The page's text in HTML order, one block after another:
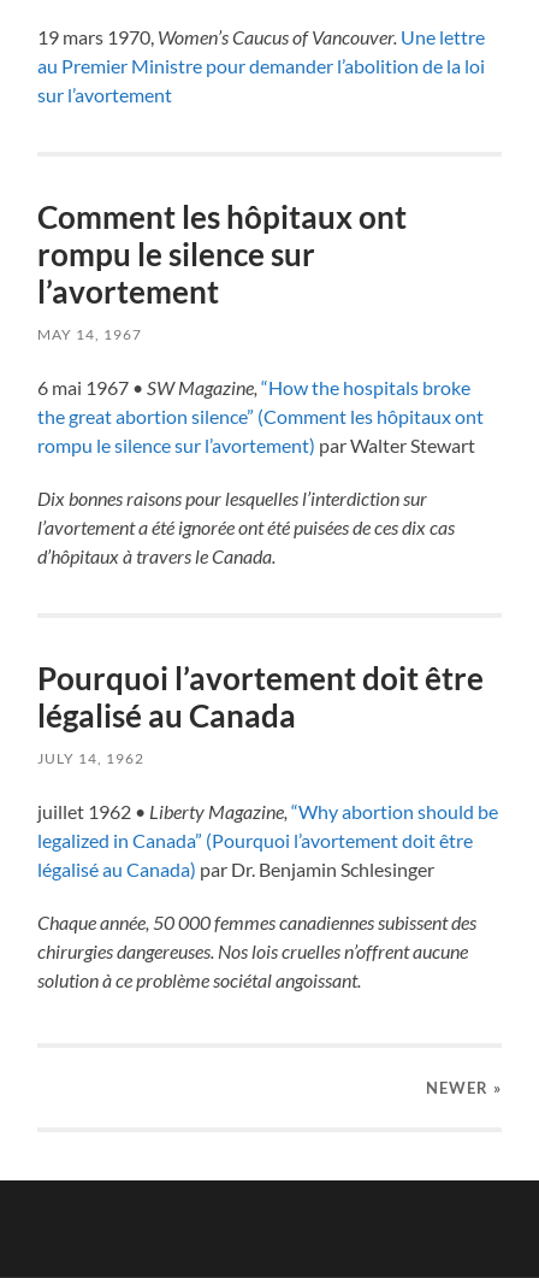
19 mars 1970, Women’s Caucus of Vancouver. Une lettre
au Premier Ministre pour demander l’abolition de la loi
sur l’avortement
Comment les hôpitaux ont
rompu le silence sur
l’avortement
MAY 14, 1967
6 mai 1967 •SW Magazine,“How the hospitals broke
the great abortion silence” (Comment les hôpitaux ont
rompu le silence sur l’avortement) par Walter Stewart
Dix bonnes raisons pour lesquelles l’interdiction sur
l’avortement a été ignorée ont été puisées de ces dix cas
d’hôpitaux à travers le Canada.
Pourquoi l’avortement doit être
légalisé au Canada
JULY 14, 1962
juillet 1962 • Liberty Magazine,“Why abortion should be
legalized in Canada” (Pourquoi l’avortement doit être
légalisé au Canada) par Dr. Benjamin Schlesinger
Chaque année, 50 000 femmes canadiennes subissent des
chirurgies dangereuses. Nos lois cruelles n’offrent aucune
solution à ce problème sociétal angoissant.
NEWER »